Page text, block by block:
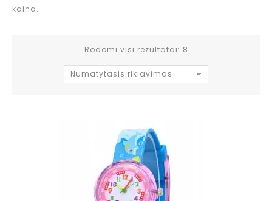
kaina.
Rodomi visi rezultatai: 8
Numatytasis rikiavimas